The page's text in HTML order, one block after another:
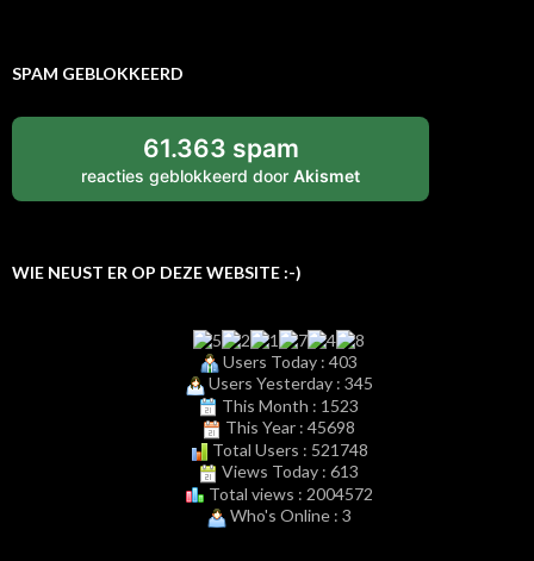
SPAM GEBLOKKEERD
61.363 spam
reacties geblokkeerd door Akismet
WIE NEUST ER OP DEZE WEBSITE :-)
Users Today : 403
Users Yesterday : 345
This Month : 1523
This Year : 45698
Total Users : 521748
Views Today : 613
Total views : 2004572
Who's Online : 3